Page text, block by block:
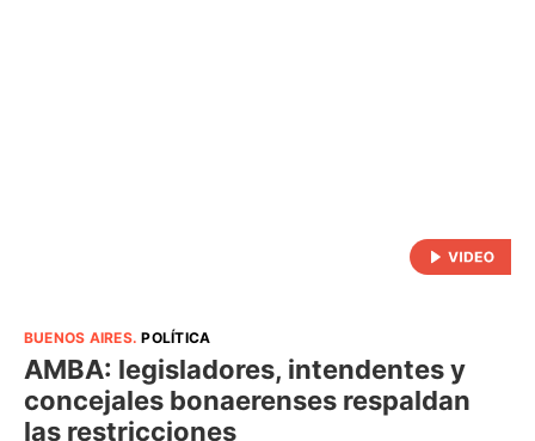
BUENOS AIRES.POLÍTICA
AMBA: legisladores, intendentes y
concejales bonaerenses respaldan
las restricciones